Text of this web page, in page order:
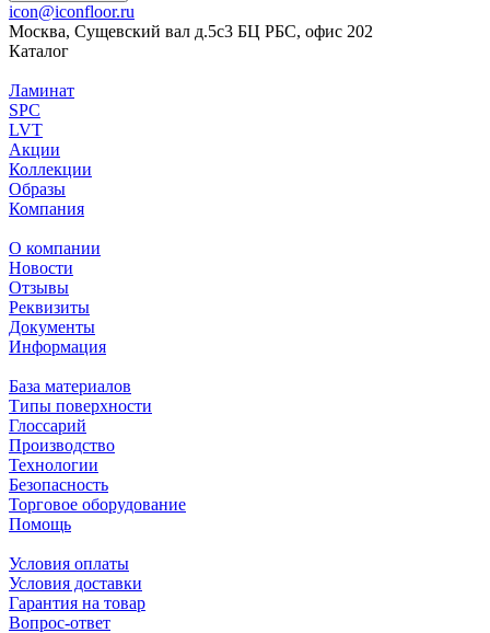
icon@iconfloor.ru
Москва, Сущевский вал д.5с3 БЦ РБС, офис 202
Каталог
Ламинат
SPC
LVT
Акции
Коллекции
Образы
Компания
О компании
Новости
Отзывы
Реквизиты
Документы
Информация
База материалов
Типы поверхности
Глоссарий
Производство
Технологии
Безопасность
Торговое оборудование
Помощь
Условия оплаты
Условия доставки
Гарантия на товар
Вопрос-ответ